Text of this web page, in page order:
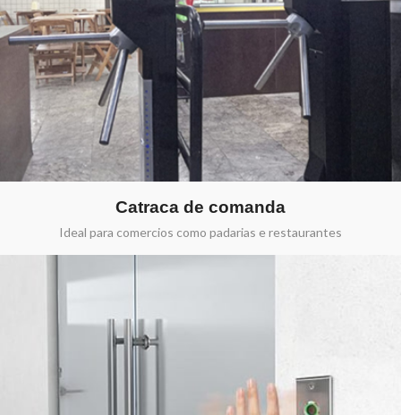
Catraca de comanda
Ideal para comercios como padarias e restaurantes